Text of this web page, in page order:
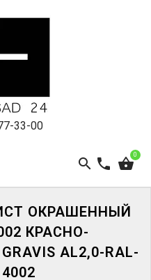
33-00
0
ОКРАШЕННЫЙ
КРАСНО-
AL2,0-RAL-